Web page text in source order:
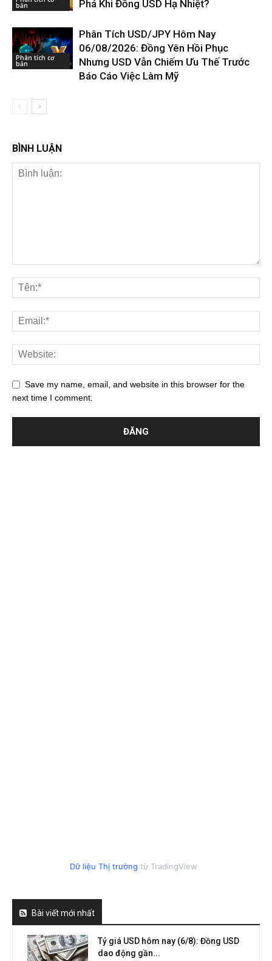
bản Phá Khi Đồng USD Hạ Nhiệt?
Phân tích cơ
bản
Phân Tích USD/JPY Hôm Nay
06/08/2026: Đồng Yên Hồi Phục
Nhưng USD Vẫn Chiếm Ưu Thế Trước
Báo Cáo Việc Làm Mỹ
BÌNH LUẬN
Save my name, email, and website in this browser for the
next time I comment.
Dữ liệu Thị trường từ TradingView
Bài viết mới nhất
Tỷ giá USD hôm nay (6/8): Đồng USD
dao động gần...